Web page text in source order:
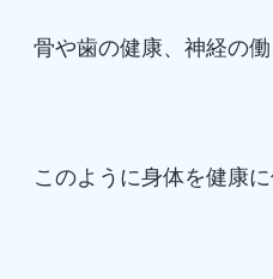
骨や歯の健康、神経の
このように身体を健康